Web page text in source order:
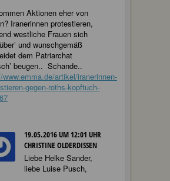
Aktionen eher von
Iranerinnen protestieren,
westliche Frauen sich
und wunschgemäß
dem Patriarchat
beugen.. Schande..
www.emma.de/artikel/iranerinnen-
gegen-roths-kopftuch-
19.05.2016 UM 12:01 UHR
CHRISTINE OLDERDISSEN
Liebe Helke Sander,
liebe Luise Pusch,